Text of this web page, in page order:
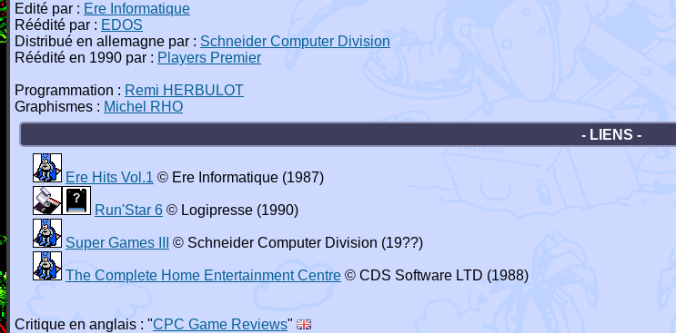
Edité par : Ere Informatique
Réédité par : EDOS
Distribué en allemagne par : Schneider Computer Division
Réédité en 1990 par : Players Premier
Programmation : Remi HERBULOT
Graphismes : Michel RHO
- LIENS -
Ere Hits Vol.1 © Ere Informatique (1987)
Run'Star 6 © Logipresse (1990)
Super Games III © Schneider Computer Division (19??)
The Complete Home Entertainment Centre © CDS Software LTD (1988)
Critique en anglais : "CPC Game Reviews"